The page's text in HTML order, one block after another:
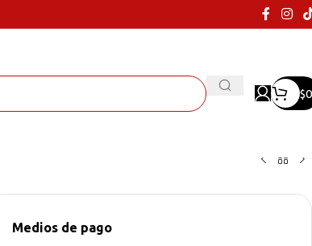
$0
Medios de pago